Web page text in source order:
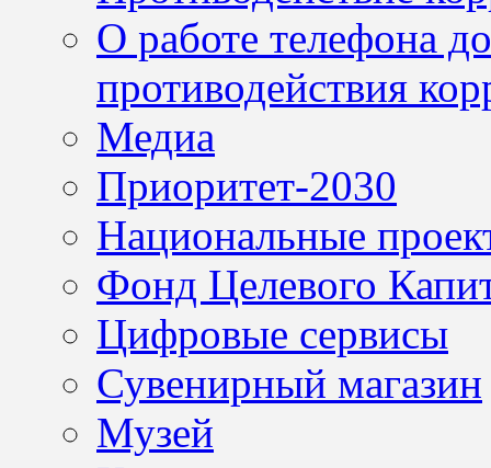
О работе телефона
противодействия
Медиа
Приоритет-2030
Национальные
Фонд Целевого
Цифровые сервисы
Сувенирный магазин
Музей